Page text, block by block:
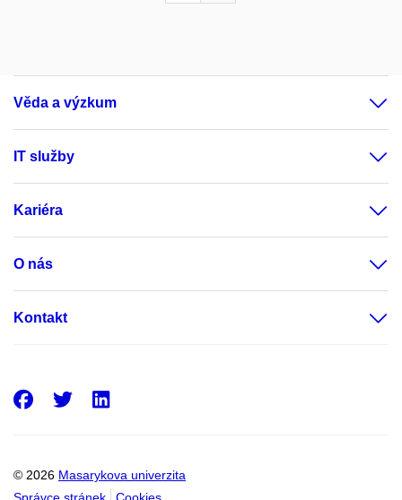
Věda a výzkum
IT služby
Kariéra
O nás
Kontakt
© 2026 Masarykova univerzita
Správce stránek
Cookies
Facebook
Twitter